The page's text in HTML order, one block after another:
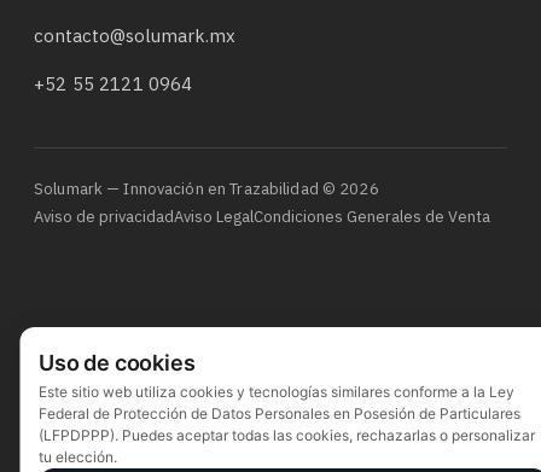
Uso de cookies
Este sitio web utiliza cookies y tecnologías similares conforme a la Ley
Federal de Protección de Datos Personales en Posesión de Particulares
(LFPDPPP). Puedes aceptar todas las cookies, rechazarlas o personalizar
tu elección.
contacto@solumark.mx
+52 55 2121 0964
Solumark — Innovación en Trazabilidad © 2026
Aviso de privacidadAviso LegalCondiciones Generales de Venta